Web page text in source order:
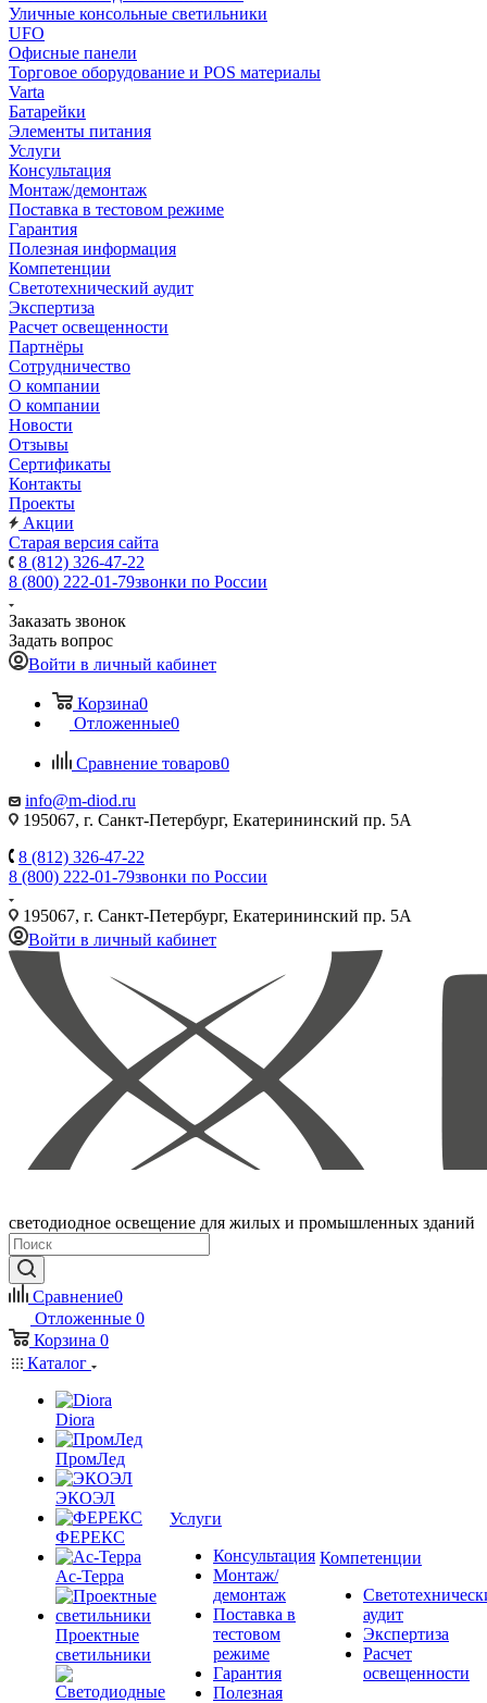
Уличные консольные светильники
UFO
Офисные панели
Торговое оборудование и POS материалы
Varta
Батарейки
Элементы питания
Услуги
Консультация
Монтаж/демонтаж
Поставка в тестовом режиме
Гарантия
Полезная информация
Компетенции
Светотехнический аудит
Экспертиза
Расчет освещенности
Партнёры
Cотрудничество
О компании
О компании
Новости
Отзывы
Сертификаты
Контакты
Проекты
Акции
Старая версия сайта
8 (812) 326-47-22
8 (800) 222-01-79звонки по России
Заказать звонок
Задать вопрос
Войти в личный кабинет
Корзина0
Отложенные0
Сравнение товаров0
info@m-diod.ru
195067, г. Санкт-Петербург, Екатерининский пр. 5А
8 (812) 326-47-22
8 (800) 222-01-79звонки по России
195067, г. Санкт-Петербург, Екатерининский пр. 5А
Войти в личный кабинет
светодиодное освещение для жилых и промышленных зданий
Сравнение0
Отложенные 0
Корзина 0
Каталог
Diora
ПромЛед
ЭКОЭЛ
ФЕРЕКС
Ас-Терра
Проектные
светильники
Услуги
Консультация
Монтаж/
демонтаж
Поставка в
тестовом
режиме
Гарантия
Полезная
Компетенции
аудит
Экспертиза
Расчет
освещенности